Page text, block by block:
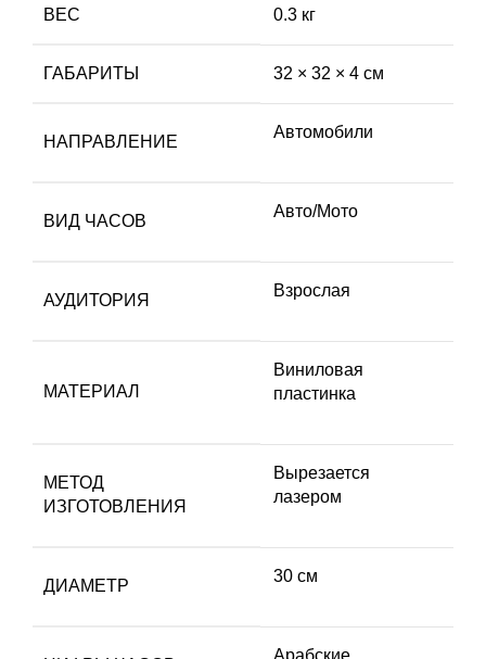
ВЕС 0.3 кг
ГАБАРИТЫ 32 × 32 × 4 см
НАПРАВЛЕНИЕ
Автомобили
ВИД ЧАСОВ
Авто/Мото
АУДИТОРИЯ
Взрослая
МАТЕРИАЛ
Виниловая
пластинка
МЕТОД
ИЗГОТОВЛЕНИЯ
Вырезается
лазером
ДИАМЕТР
30 см
Арабские